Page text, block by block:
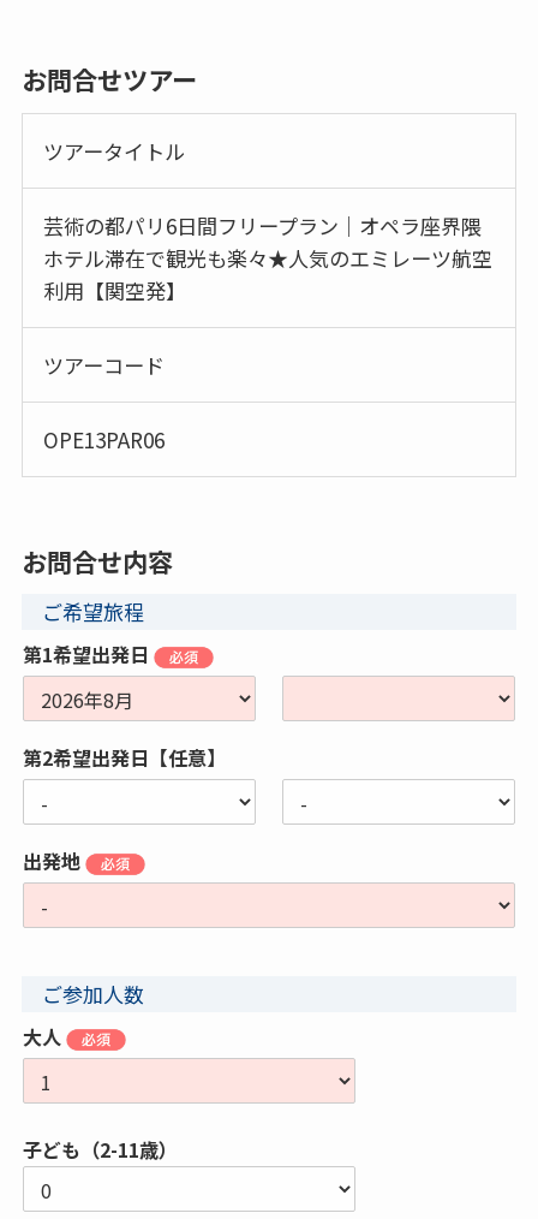
お問合せツアー
ツアータイトル
芸術の都パリ6日間フリープラン｜オペラ座界隈
ホテル滞在で観光も楽々★人気のエミレーツ航空
利用【関空発】
ツアーコード
OPE13PAR06
お問合せ内容
ご希望旅程
第1希望出発日
第2希望出発日【任意】
出発地
ご参加人数
大人
子ども（2-11歳）